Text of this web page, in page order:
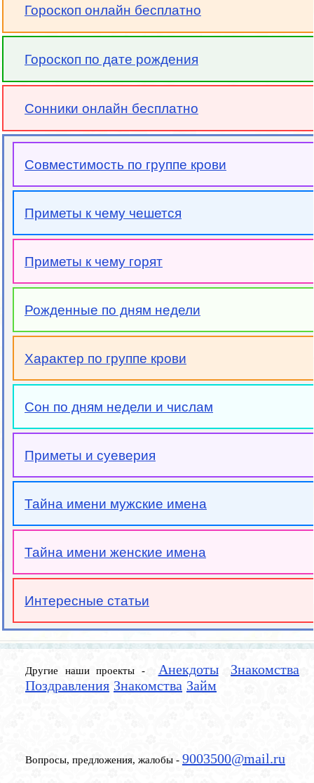
Гороскоп онлайн бесплатно
Гороскоп по дате рождения
Сонники онлайн бесплатно
Совместимость по группе крови
Приметы к чему чешется
Приметы к чему горят
Рожденные по дням недели
Характер по группе крови
Сон по дням недели и числам
Приметы и суеверия
Тайна имени мужские имена
Тайна имени женские имена
Интересные статьи
Другие наши проекты - Анекдоты
Знакомства
Поздравления Знакомства Займ
Вопросы, предложения, жалобы - 9003500@mail.ru